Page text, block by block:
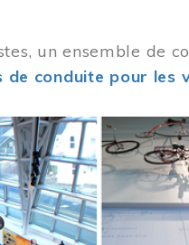
un ensemble de
de conduite pour les